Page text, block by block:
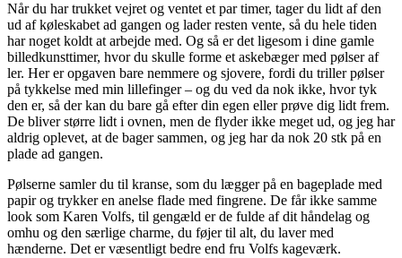
Når du har trukket vejret og ventet et par timer, tager du lidt af den
ud af køleskabet ad gangen og lader resten vente, så du hele tiden
har noget koldt at arbejde med. Og så er det ligesom i dine gamle
billedkunsttimer, hvor du skulle forme et askebæger med pølser af
ler. Her er opgaven bare nemmere og sjovere, fordi du triller pølser
på tykkelse med min lillefinger – og du ved da nok ikke, hvor tyk
den er, så der kan du bare gå efter din egen eller prøve dig lidt frem.
De bliver større lidt i ovnen, men de flyder ikke meget ud, og jeg har
aldrig oplevet, at de bager sammen, og jeg har da nok 20 stk på en
plade ad gangen.
Pølserne samler du til kranse, som du lægger på en bageplade med
papir og trykker en anelse flade med fingrene. De får ikke samme
look som Karen Volfs, til gengæld er de fulde af dit håndelag og
omhu og den særlige charme, du føjer til alt, du laver med
hænderne. Det er væsentligt bedre end fru Volfs kageværk.